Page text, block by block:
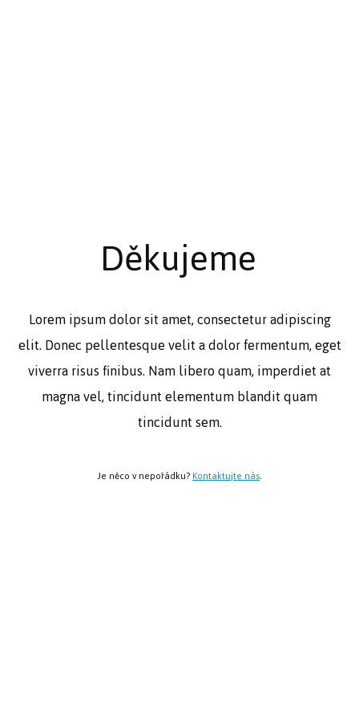
Děkujeme
Lorem ipsum dolor sit amet, consectetur adipiscing
elit. Donec pellentesque velit a dolor fermentum, eget
viverra risus finibus. Nam libero quam, imperdiet at
magna vel, tincidunt elementum blandit quam
tincidunt sem.
Je něco v nepořádku?Kontaktujte nás.